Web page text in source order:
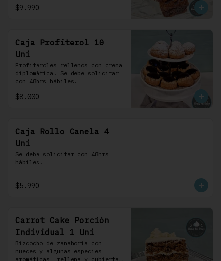
$9.990
Caja Profiterol 10
Uni
Profiteroles rellenos con crema
diplomática. Se debe solicitar
con 48hrs hábiles.
$8.000
Caja Rollo Canela 4
Uni
Se debe solicitar con 48hrs
hábiles.
$5.990
Carrot Cake Porción
Individual 1 Uni
Bizcocho de zanahoria con
nueces y algunas especies
aromáticas, rellena y cubierta